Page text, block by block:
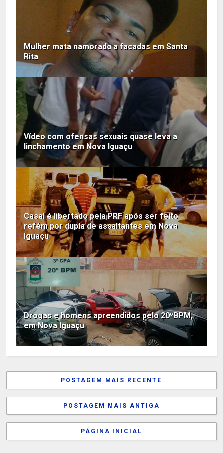
Mulher mata namorado a facadas em Santa
Rita
Vídeo com ofensas sexuais quase leva a
linchamento em Nova Iguaçu
Casal é libertado pela PRF após ser feito
refém por dupla de assaltantes em Nova
Iguaçu
Drogas e homens apreendidos pelo 20ºBPM,
em Nova Iguaçu
POSTAGEM MAIS RECENTE
POSTAGEM MAIS ANTIGA
PÁGINA INICIAL